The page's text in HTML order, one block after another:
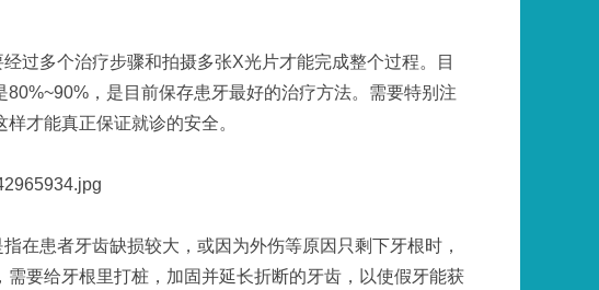
过多个治疗步骤和拍摄多张X光片才能完成整个过程。目
，是目前保存患牙最好的治疗方法。需要特别注
才能真正保证就诊的安全。
在患者牙齿缺损较大，或因为外伤等原因只剩下牙根时，
要给牙根里打桩，加固并延长折断的牙齿，以使假牙能获